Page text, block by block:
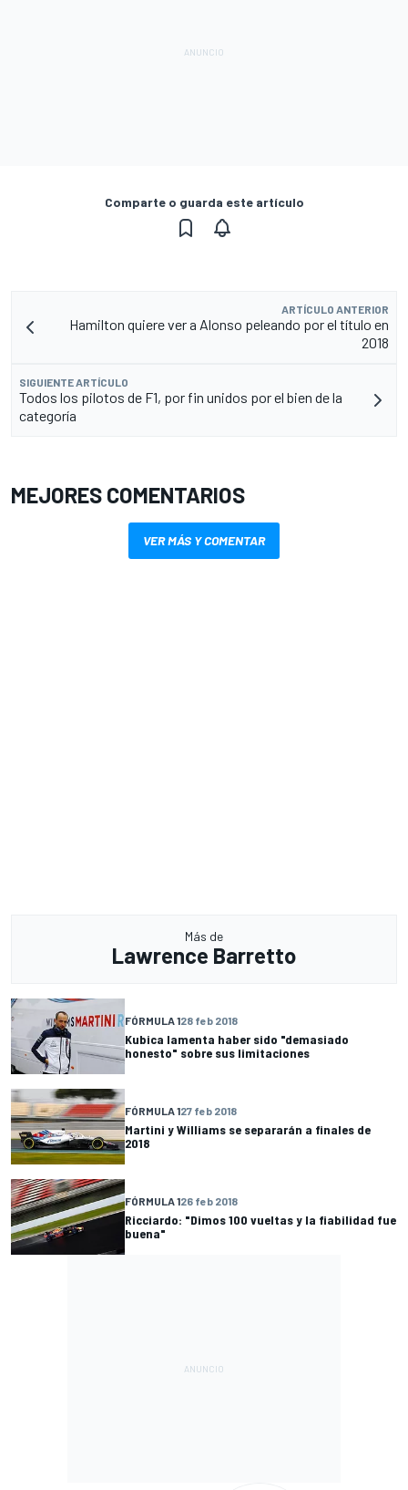
Comparte o guarda este artículo
ARTÍCULO ANTERIOR
Hamilton quiere ver a Alonso peleando por el título en
2018
SIGUIENTE ARTÍCULO
Todos los pilotos de F1, por fin unidos por el bien de la
categoría
MEJORES COMENTARIOS
VER MÁS Y COMENTAR
Más de
Lawrence Barretto
FÓRMULA 128 feb 2018
Kubica lamenta haber sido "demasiado
honesto" sobre sus limitaciones
FÓRMULA 127 feb 2018
Martini y Williams se separarán a finales de
2018
FÓRMULA 126 feb 2018
Ricciardo: "Dimos 100 vueltas y la fiabilidad fue
buena"